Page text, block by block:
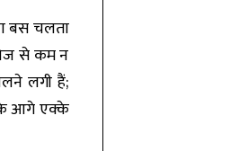
बस चलता
से कम न
लगी हैं;
के आगे एक्के